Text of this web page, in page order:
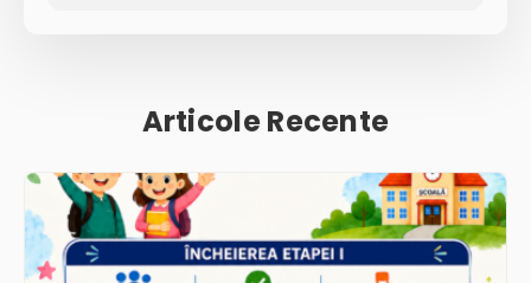
Articole Recente